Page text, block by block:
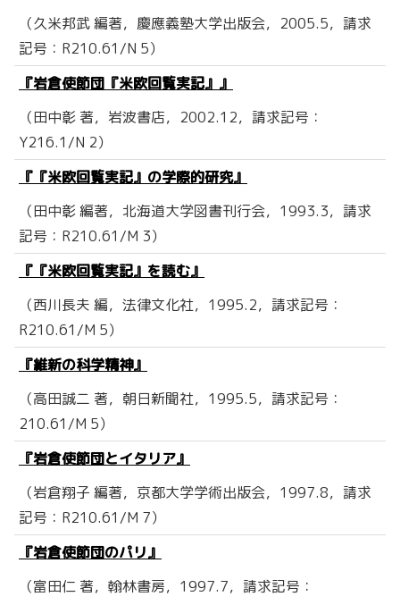
（久米邦武 編著，慶應義塾大学出版会，2005.5，請求
記号：R210.61/N 5）
『岩倉使節団『米欧回覧実記』』
（田中彰 著，岩波書店，2002.12，請求記号：
Y216.1/N 2）
『『米欧回覧実記』の学際的研究』
（田中彰 編著，北海道大学図書刊行会，1993.3，請求
記号：R210.61/M 3）
『『米欧回覧実記』を読む』
（西川長夫 編，法律文化社，1995.2，請求記号：
R210.61/M 5）
『維新の科学精神』
（高田誠二 著，朝日新聞社，1995.5，請求記号：
210.61/M 5）
『岩倉使節団とイタリア』
（岩倉翔子 編著，京都大学学術出版会，1997.8，請求
記号：R210.61/M 7）
『岩倉使節団のパリ』
（富田仁 著，翰林書房，1997.7，請求記号：